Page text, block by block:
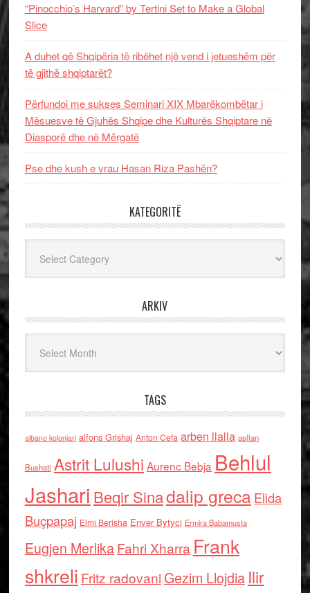
“Pinocchio’s Harvard” by Tertini Set to Make a Global
Slice
A duhet që Shqipëria të ribëhet një vend i jetueshëm për
të gjithë shqiptarët?
Përfundoi me sukses Seminari XIX Mbarëkombëtar i
Mësuesve të Gjuhës Shqipe dhe Kulturës Shqiptare në
Diasporë dhe në Mërgatë
Pse dhe kush e vrau Hasan Riza Pashën?
KATEGORITË
ARKIV
TAGS
albano kolonjari alfons Grishaj Anton Cefa arben llalla asllan
Bushati Astrit Lulushi Aurenc Bebja Behlul
Jashari Beqir Sinadalip grecaElida
Buçpapaj Elmi Berisha Enver Bytyci Ermira Babamusta
Eugjen MerlikaFahri Xharra Frank
shkreli Fritz radovaniGezim Llojdia Ilir